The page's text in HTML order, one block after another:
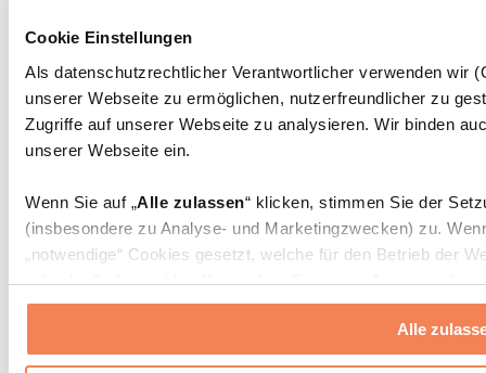
Cookie Einstellungen
Als datenschutzrechtlicher Verantwortlicher verwenden wir
unserer Webseite zu ermöglichen, nutzerfreundlicher zu
Zugriffe auf unserer Webseite zu analysieren. Wir binden
unserer Webseite ein.
Wenn Sie auf „Alle zulassen“ klicken, stimmen Sie der
(insbesondere zu Analyse- und Marketingzwecken) zu.
„notwendige“ Cookies gesetzt, welche für den Betrieb der
individuelle Auswahl treffen, indem Sie unter „Anpassen“
erlauben“ klicken.
Weitere Informationen über die Verarbeitung Ihrer Daten
Alle
Faszien- und Massagerollen
Weitere Rehabilitationshilfen
Taschen & Rucksäcke
Essenstaschen und Meal-Prep-Zubehör
Sporttaschen
Zubehör nach Aktivität
Laufen
Kampfsport
Yoga & Pilates
Wandern